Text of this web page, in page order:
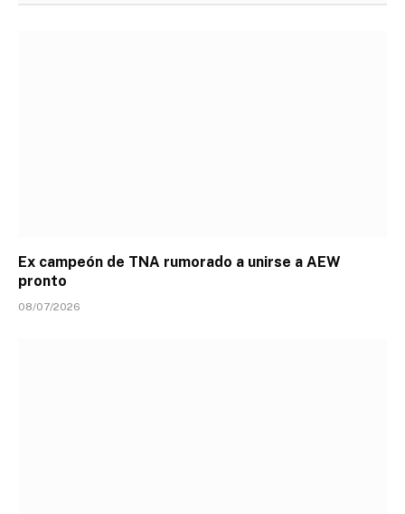
Ex campeón de TNA rumorado a unirse a AEW
pronto
08/07/2026